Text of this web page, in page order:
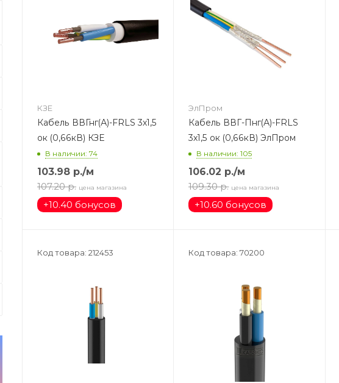
КЗЕ
Кабель ВВГнг(А)-FRLS 3х1,5
ок (0,66кВ) КЗЕ
В наличии: 74
103.98 р./м
107.20 р. цена магазина
+10.40 бонусов
ЭлПром
Кабель ВВГ-Пнг(А)-FRLS
3х1,5 ок (0,66кВ) ЭлПром
В наличии: 105
106.02 р./м
109.30 р. цена магазина
+10.60 бонусов
Код товара: 212453 Код товара: 70200